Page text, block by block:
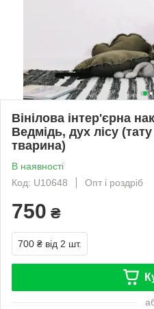
Вінілова інтер'єрна
Ведмідь, дух лісу
тварина)
В наявності
Код: U10648
Опт і роздріб
750 ₴
700 ₴ від 2 шт.